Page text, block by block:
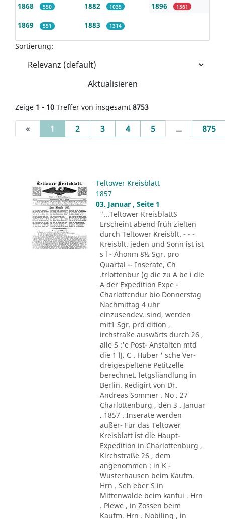
1868 550
1869 551
1882 1035
1883 1314
1896 1561
Sortierung:
Aktualisieren
Zeige 1 - 10 Treffer von insgesamt 8753
« 1 (current)
2 3 4 5 ... 875
Teltower Kreisblatt
1857
03. Januar , Seite 1
"...Teltower KreisblattS
Erscheint abend früh zielten
durch Teltower Kreisblt. - - -
Kreisblt. jeden und Sonn ist ist
s l - Ahonm 8½ Sgr. pro
Quartal -- Inserate, Ch
.trlottenbur )g die zu A be i die
A der Expedition Expe -
Charlottcndur bio Donnerstag
Nachmittag 4 uhr
einzusendev. sind, werden
mit1 Sgr. prd dition ,
irchstraße auswärts durch 26 ,
alle S :'e Post- Anstalten mtd
die 1 lJ. C . Huber ' sche Ver-
dreigespeltene Petitzelle
berechnet. letgsliandlung in
Berlin. Redigirt von Dr.
Andreas Sommer . No . 27
Charlottenburg , den 3 . Januar
. 1857 . Inserate werden
außer- Für das Teltower
Kreisblatt ist die Haupt-
Expedition in Charlottenburg ,
Kirchstraße 26 , dem
angenommen : in K -
Wusterhausen beim Kaufm.
Hrn . Seh eber S in
Mittenwalde beim kanfui . Hrn
. Plewe , in Zossen beim
Kaufm. Hrn . Nobiling , in